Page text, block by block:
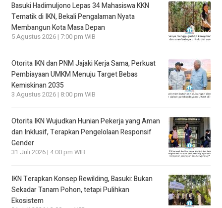
Basuki Hadimuljono Lepas 34 Mahasiswa KKN
Tematik di IKN, Bekali Pengalaman Nyata
Membangun Kota Masa Depan
5 Agustus 2026 | 7:00 pm WIB
Otorita IKN dan PNM Jajaki Kerja Sama, Perkuat
Pembiayaan UMKM Menuju Target Bebas
Kemiskinan 2035
3 Agustus 2026 | 8:00 pm WIB
Otorita IKN Wujudkan Hunian Pekerja yang Aman
dan Inklusif, Terapkan Pengelolaan Responsif
Gender
31 Juli 2026 | 4:00 pm WIB
IKN Terapkan Konsep Rewilding, Basuki: Bukan
Sekadar Tanam Pohon, tetapi Pulihkan
Ekosistem